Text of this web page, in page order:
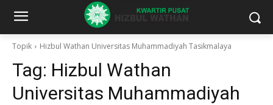
Topik Hizbul Wathan Universitas Muhammadiyah Tasikmalaya
Tag: Hizbul Wathan
Universitas Muhammadiyah